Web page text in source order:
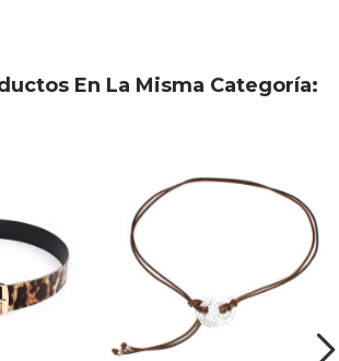
En La Misma Categoría: